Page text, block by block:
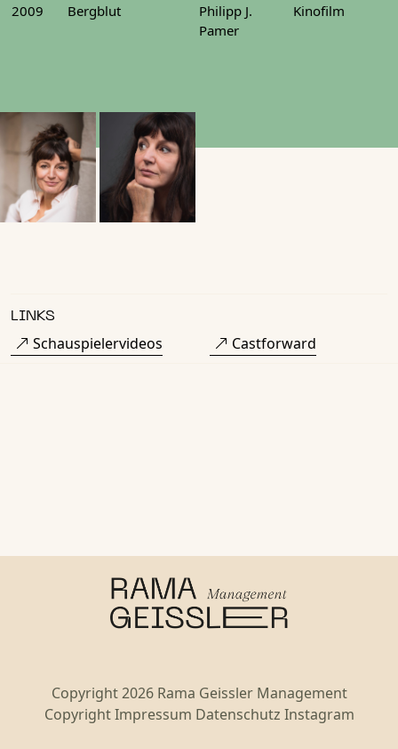
2009 Bergblut
Philipp J.
Pamer
Kinofilm
LINKS
Schauspielervideos Castforward
Copyright 2026 Rama Geissler Management
Copyright Impressum Datenschutz Instagram